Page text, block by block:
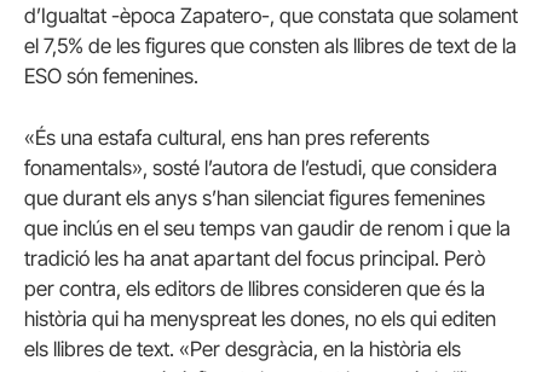
d’Igualtat -època Zapatero-, que constata que solament
el 7,5% de les figures que consten als llibres de text de la
ESO són femenines.
«És una estafa cultural, ens han pres referents
fonamentals», sosté l’autora de l’estudi, que considera
que durant els anys s’han silenciat figures femenines
que inclús en el seu temps van gaudir de renom i que la
tradició les ha anat apartant del focus principal. Però
per contra, els editors de llibres consideren que és la
història qui ha menyspreat les dones, no els qui editen
els llibres de text. «Per desgràcia, en la història els